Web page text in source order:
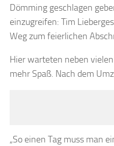
Dömming geschlagen
einzugreifen: Tim
Weg zum feierlichen
Hier warteten neben
mehr Spaß. Nach dem
„So einen Tag muss man